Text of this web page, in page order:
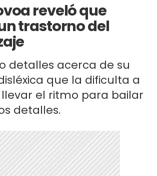
reveló que
trastorno del
detalles acerca de su
que la dificulta a
el ritmo para bailar
detalles.